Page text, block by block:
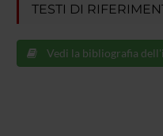
TESTI DI
Vedi la bibliografia